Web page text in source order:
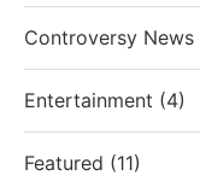
Controversy News
Entertainment (4)
Featured (11)